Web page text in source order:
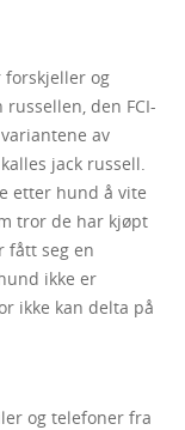
og
den FCI-
av
jack russell.
etter hund å vite
tror de har kjøpt
fått seg en
ikke er
ikke kan delta på
og telefoner fra